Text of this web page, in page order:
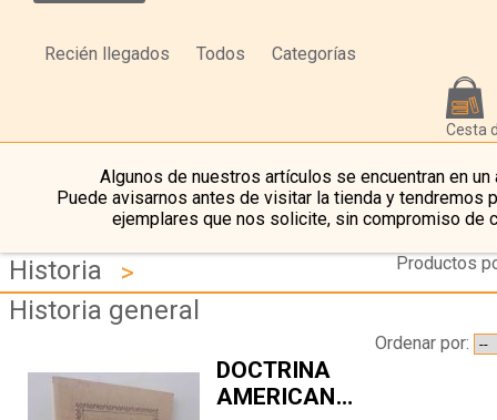
Recién llegados Todos Categorías
Cesta
Algunos de nuestros artículos se encuentran en un
Puede avisarnos antes de visitar la tienda y tendremos
ejemplares que nos solicite, sin compromiso de
Historia
>
Historia general
Productos
Ordenar por:
DOCTRINA
AMERICANISTA
…